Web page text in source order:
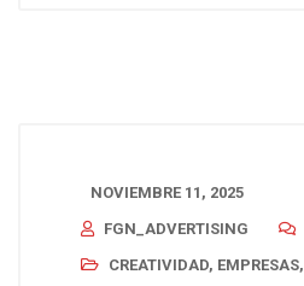
NOVIEMBRE 11, 2025
FGN_ADVERTISING
CREATIVIDAD, EMPRESAS,